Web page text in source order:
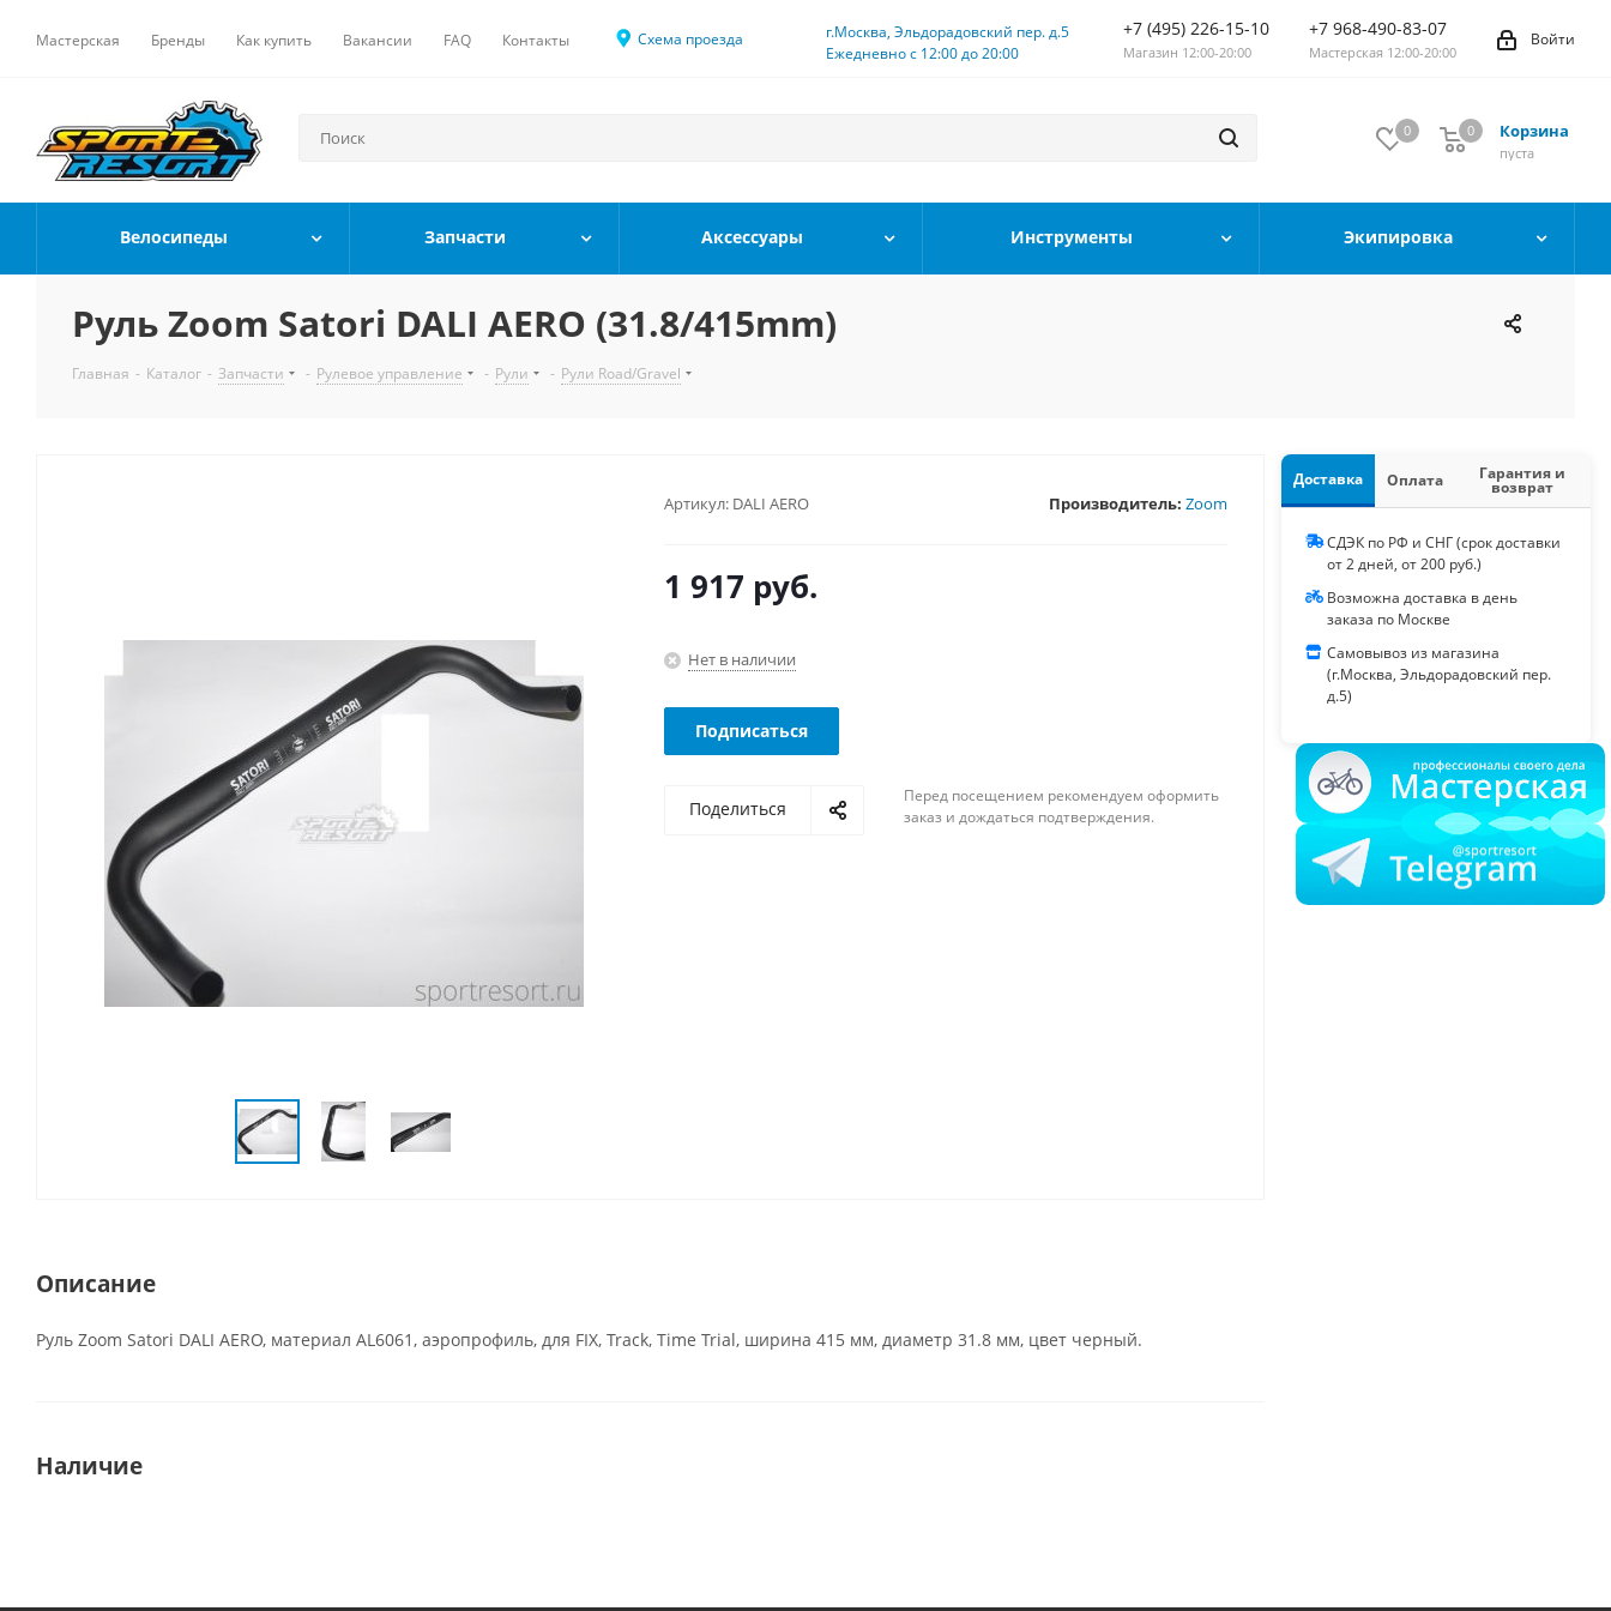
Мастерская Бренды Как купить Вакансии FAQ Контакты Схема проезда
г.Москва, Эльдорадовский пер. д.5
Ежедневно с 12:00 до 20:00
+7 (495) 226-15-10
Магазин 12:00-20:00
+7 968-490-83-07
Мастерская 12:00-20:00
Войти
0 Корзина
0
пуста
0
Велосипеды Запчасти Аксессуары Инструменты Экипировка
Руль Zoom Satori DALI AERO (31.8/415mm)
Главная - Каталог - Запчасти - Рулевое управление - Рули - Рули Road/Gravel
Артикул: DALI AERO Производитель: Zoom
1 917 руб.
Нет в наличии
Подписаться
Поделиться
Перед посещением рекомендуем оформить
заказ и дождаться подтверждения.
Описание
Руль Zoom Satori DALI AERO, материал AL6061, аэропрофиль, для FIX, Track, Time Trial, ширина 415 мм, диаметр 31.8 мм, цвет черный.
Наличие
Доставка Оплата Гарантия и
возврат
СДЭК по РФ и СНГ (срок доставки
от 2 дней, от 200 руб.)
Возможна доставка в день
заказа по Москве
Самовывоз из магазина
(г.Москва, Эльдорадовский пер.
д.5)